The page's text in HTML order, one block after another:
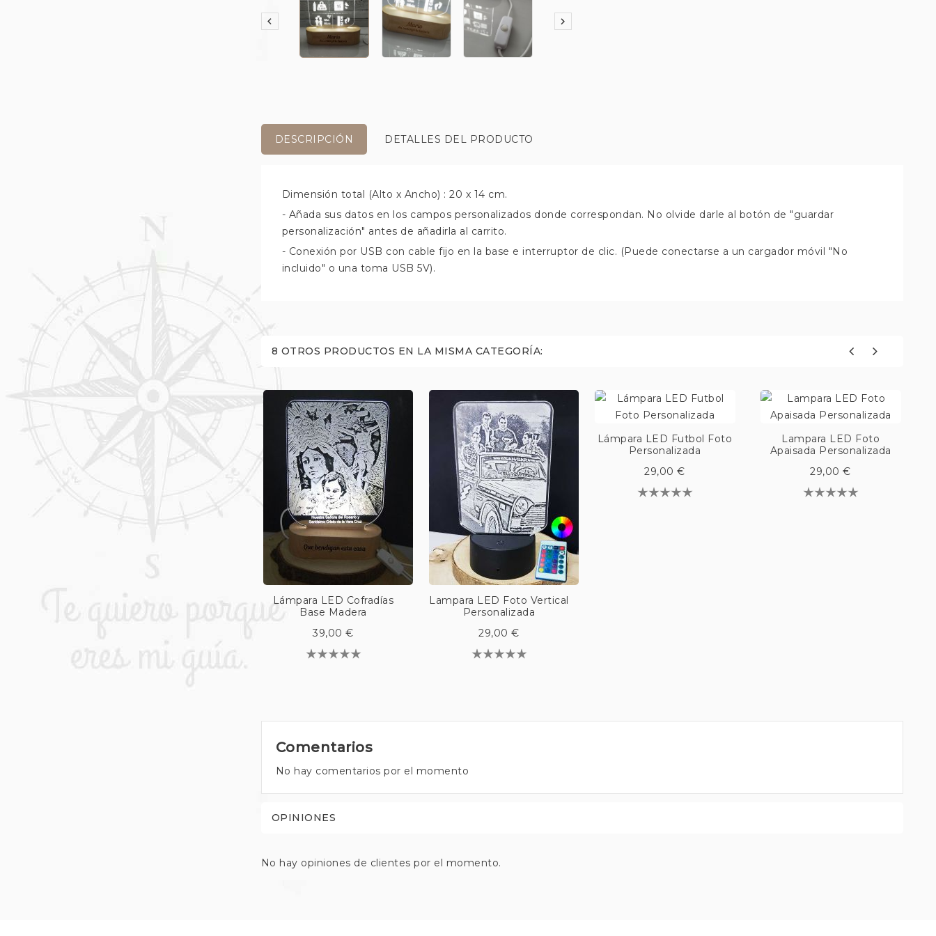
 
DESCRIPCIÓN DETALLES DEL PRODUCTO
Dimensión total (Alto x Ancho) : 20 x 14 cm.
- Añada sus datos en los campos personalizados donde correspondan. No olvide darle al botón de "guardar
personalización" antes de añadirla al carrito.
- Conexión por USB con cable fijo en la base e interruptor de clic. (Puede conectarse a un cargador móvil "No
incluido" o una toma USB 5V).
8 OTROS PRODUCTOS EN LA MISMA CATEGORÍA:
Lámpara LED Cofradías
Base Madera
39,00 €
Lampara LED Foto Vertical
Personalizada
29,00 €
Lámpara LED Futbol Foto
Personalizada
29,00 €
Lampara LED Foto
Apaisada Personalizada
29,00 €
Comentarios
No hay comentarios por el momento
OPINIONES
No hay opiniones de clientes por el momento.